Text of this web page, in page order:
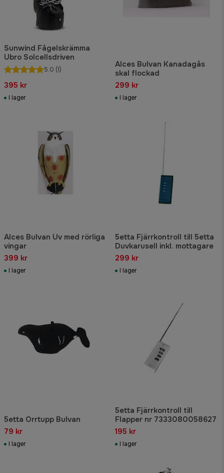
Sunwind Fågelskrämma
Ubro Solcellsdriven
5.0 (1)
395 kr
I lager
Alces Bulvan Kanadagås
skal flockad
299 kr
I lager
Alces Bulvan Uv med rörliga
vingar
399 kr
I lager
5etta Fjärrkontroll till 5etta
Duvkarusell inkl. mottagare
299 kr
I lager
5etta Orrtupp Bulvan
79 kr
I lager
5etta Fjärrkontroll till
Flapper nr 7333080058627
195 kr
I lager